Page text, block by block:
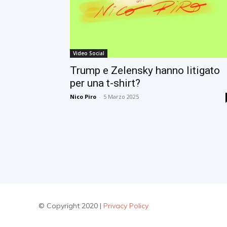
Video Social
Trump e Zelensky hanno litigato
per una t-shirt?
Nico Piro - 5 Marzo 2025
© Copyright 2020 | Privacy Policy